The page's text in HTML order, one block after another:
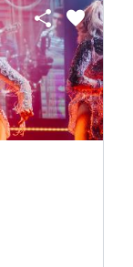
share favorite